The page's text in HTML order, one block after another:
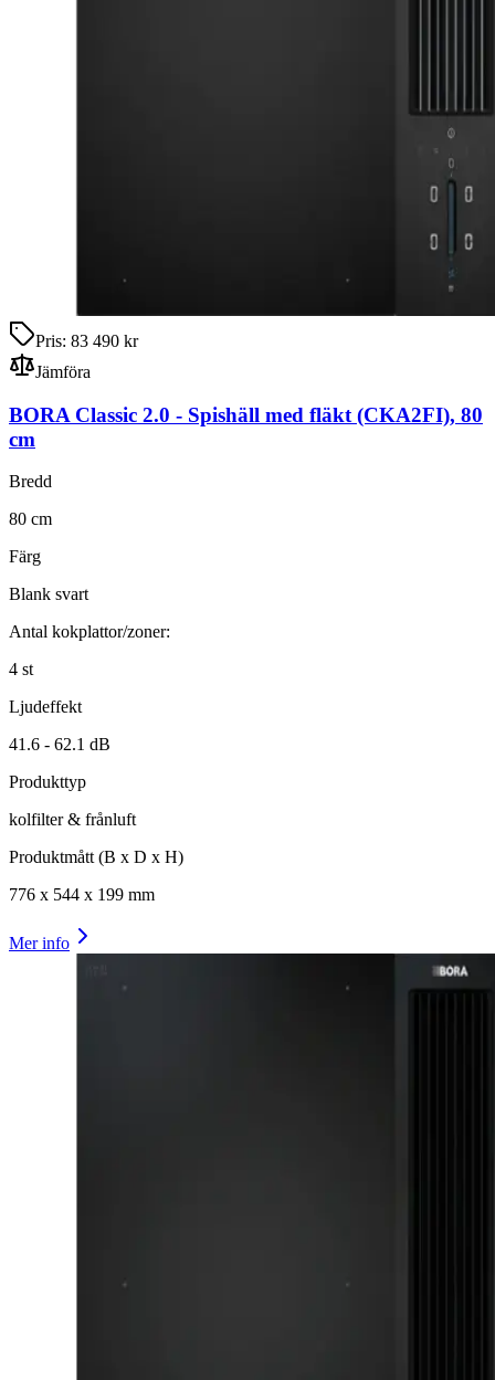
Pris: 83 490 kr
Jämföra
BORA Classic 2.0 - Spishäll med fläkt (CKA2FI), 80
cm
Bredd
80 cm
Färg
Blank svart
Antal kokplattor/zoner:
4 st
Ljudeffekt
41.6 - 62.1 dB
Produkttyp
kolfilter & frånluft
Produktmått (B x D x H)
776 x 544 x 199 mm
Mer info